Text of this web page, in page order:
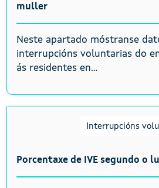
muller
Neste apartado móstranse
interrupcións voluntarias do
ás residentes en...
Interrupcións
Porcentaxe de IVE segundo o